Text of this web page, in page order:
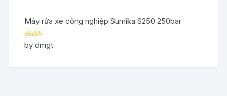
Máy rửa xe công nghiệp Sumika S250 250bar
Rated5out
of 5
by dmgt